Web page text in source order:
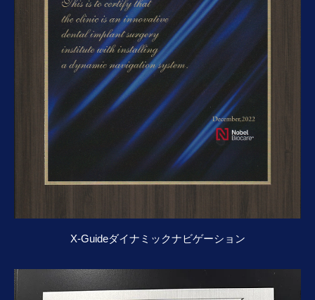
X-Guideダイナミックナビゲーション